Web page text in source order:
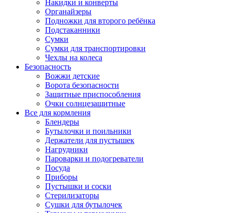
Накидки и конверты
Органайзеры
Подножки для второго ребёнка
Подстаканники
Сумки
Сумки для транспортировки
Чехлы на колеса
Безопасность
Вожжи детские
Ворота безопасности
Защитные приспособления
Очки солнцезащитные
Все для кормления
Блендеры
Бутылочки и поильники
Держатели для пустышек
Нагрудники
Пароварки и подогреватели
Посуда
Приборы
Пустышки и соски
Стерилизаторы
Сушки для бутылочек